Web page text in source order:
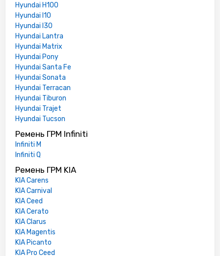
Hyundai H100
Hyundai I10
Hyundai I30
Hyundai Lantra
Hyundai Matrix
Hyundai Pony
Hyundai Santa Fe
Hyundai Sonata
Hyundai Terracan
Hyundai Tiburon
Hyundai Trajet
Hyundai Tucson
Ремень ГРМ Infiniti
Infiniti M
Infiniti Q
Ремень ГРМ KIA
KIA Carens
KIA Carnival
KIA Ceed
KIA Cerato
KIA Clarus
KIA Magentis
KIA Picanto
KIA Pro Ceed